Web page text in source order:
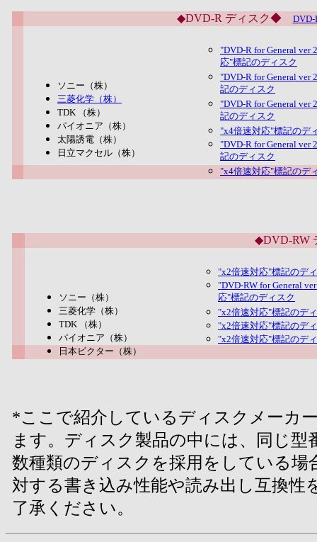
◆DVD-R ディスク◆
ソニー（株）
三菱化学（株）
TDK （株）
パイオニア（株）
太陽誘電（株）
日立マクセル（株）
"DVD-R for General
応"標記のディスク
"DVD-R for General
記のディスク
"DVD-R for General
記のディスク
"x4倍速対応"標記のデ
"DVD-R for General
記のディスク
"x4倍速対応"標記のデ
◆DVD-RW
ソニー（株）
三菱化学（株）
TDK （株）
パイオニア（株）
日本ビクター（株）
"x2倍速対応"標記のデ
"DVD-RW for General
応"標記のディスク
"x2倍速対応"標記のデ
"x2倍速対応"標記のデ
"x2倍速対応"標記のデ
*ここで紹介しているディスクメーカ
ます。ディスク製品の中には、同じ
数種類のディスクを採用をしている
対する書き込み性能や読み出し互換
了承ください。